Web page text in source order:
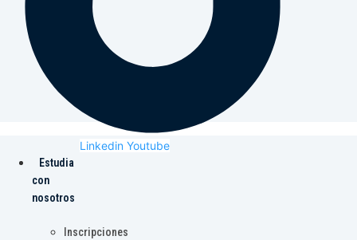
Linkedin Youtube
Estudia
con
nosotros
Inscripciones